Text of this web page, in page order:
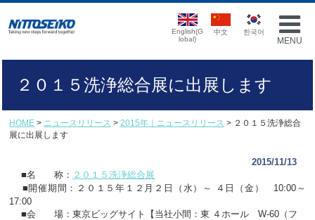
MENU
English(G
lobal)
中文 한국어
２０１５洗浄総合展に出展します
HOME > ニュースリリース > 2015年｜ニュースリリース > ２０１５洗浄総合
展に出展します
2015/11/13
■名 称： ２０１５洗浄総合展
■開催期間：２０１５年１２月２日（水）～ ４日（金） 10:00～
17:00
■会 場：東京ビッグサイト【当社小間：東 ４ホール W-60（フ